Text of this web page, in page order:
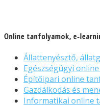
Online tanfolyamok, e-
Állattenyésztő,
Egészségügyi
Építőipari online
Gazdálkodás és
Informatikai online